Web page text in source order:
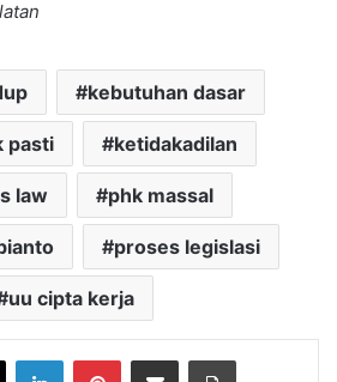
kebutuhan dasar
pasti ketidakadilan
law phk massal
proses legislasi
uu cipta kerja
X LinkedInPinterestShare via Email Print